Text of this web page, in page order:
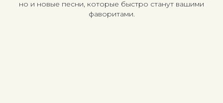
но и новые песни, которые быстро станут вашими
фаворитами.